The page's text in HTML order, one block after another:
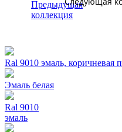
Ral 9010 эмаль, коричневая
Эмаль белая
Ral 9010
эмаль